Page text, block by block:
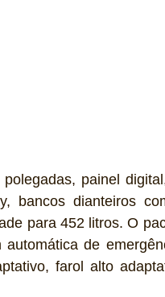
painel
bancos dianteiros
para 452 litros. O
de
farol alto